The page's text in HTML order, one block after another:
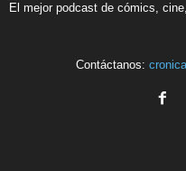
El mejor podcast de cómics,
Contáctanos: